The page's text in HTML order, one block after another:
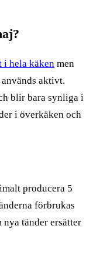
i hela käken men
aktivt.
blir bara synliga i
i överkäken och
producera 5
förbrukas
tänder ersätter